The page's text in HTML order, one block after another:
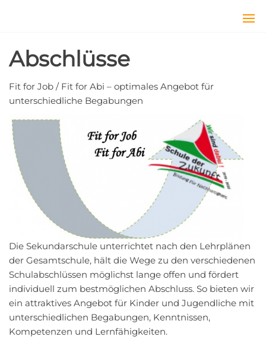
Lage
Kopf,
Herz
Hand
Abschlüsse
Fit for Job / Fit for Abi – optimales Angebot für
unterschiedliche Begabungen
Die Sekundarschule unterrichtet nach den Lehrplänen
der Gesamtschule, hält die Wege zu den verschiedenen
Schulabschlüssen möglichst lange offen und fördert
individuell zum bestmöglichen Abschluss. So bieten wir
ein attraktives Angebot für Kinder und Jugendliche mit
unterschiedlichen Begabungen, Kenntnissen,
Kompetenzen und Lernfähigkeiten.